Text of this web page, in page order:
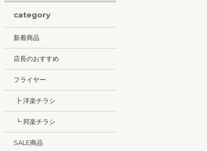
category
新着商品
店長のおすすめ
フライヤー
┣ 洋楽チラシ
┗ 邦楽チラシ
SALE商品